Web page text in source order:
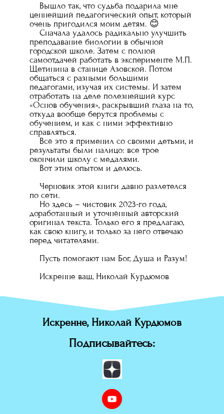
Вышло так, что судьба подарила мне
ценнейший педагогический опыт, который
очень пригодился моим детям. 😊
Сначала удалось радикально улучшить
преподавание биологии в обычной
городской школе. Затем с полной
самоотдачей работать в эксперименте М.П.
Щетинина в станице Азовской. Потом
общаться с разными большими
педагогами, изучая их системы. И затем
отработать на деле полезнейший курс
«Основ обучения», раскрывший глаза на то,
откуда вообще берутся проблемы с
обучением, и как с ними эффективно
справляться.
Всё это я применил со своими детьми, и
результаты были налицо: все трое
окончили школу с медалями.
Вот этим опытом и делюсь.
Черновик этой книги давно разлетелся
по сети.
Но здесь – чистовик 2023-го года,
доработанный и уточнённый авторский
оригинал текста. Только его я предлагаю,
как свою книгу, и только за него отвечаю
перед читателями.
Пусть помогают нам Бог, Душа и Разум!
Искренне ваш, Николай Курдюмов
Искренне, Николай Курдюмов
Подписывайтесь: